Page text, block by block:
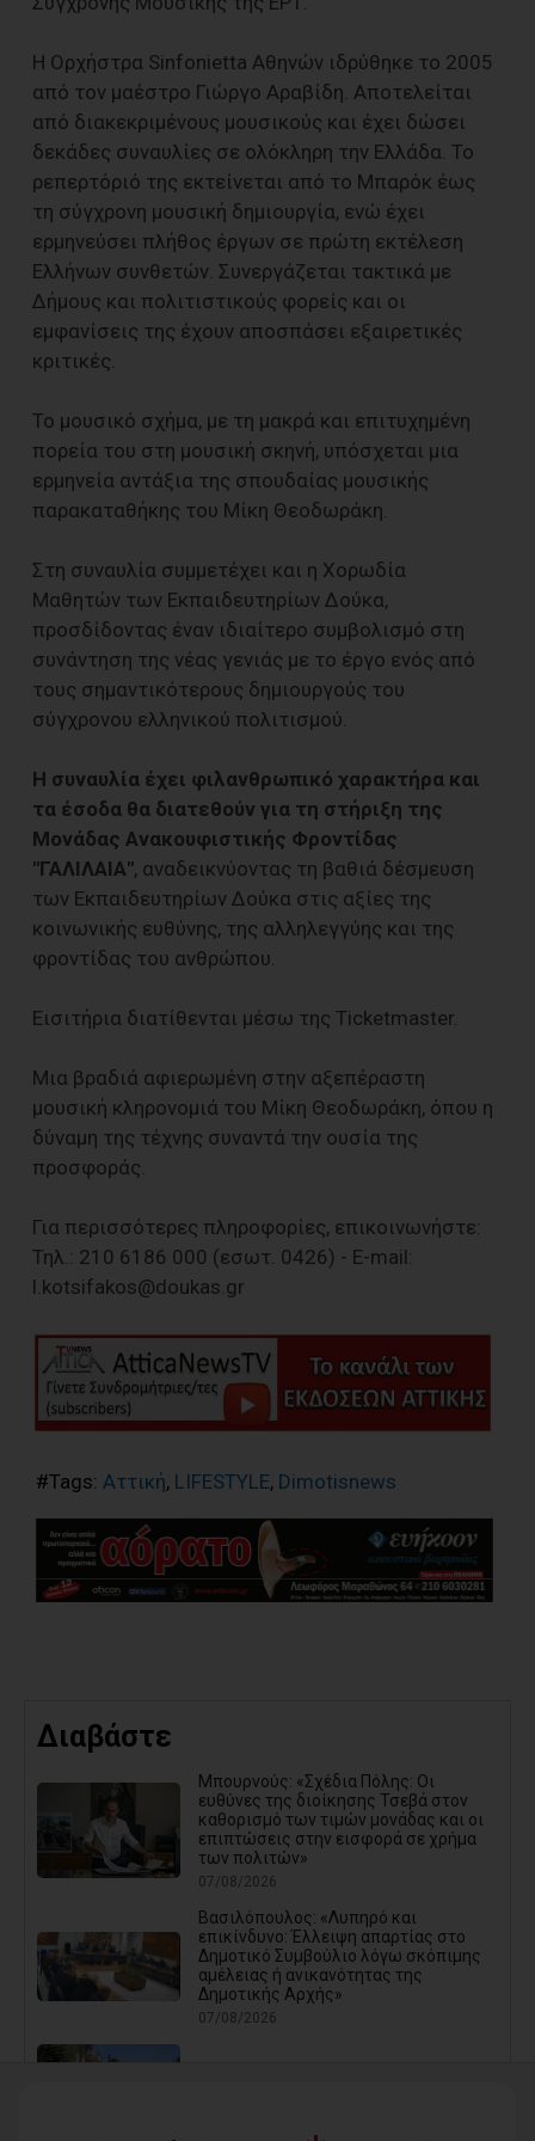
Η Ορχήστρα Sinfonietta Αθηνών ιδρύθηκε το 2005
από τον μαέστρο Γιώργο Αραβίδη. Αποτελείται
από διακεκριμένους μουσικούς και έχει δώσει
δεκάδες συναυλίες σε ολόκληρη την Ελλάδα. Το
ρεπερτόριό της εκτείνεται από το Μπαρόκ έως
τη σύγχρονη μουσική δημιουργία, ενώ έχει
ερμηνεύσει πλήθος έργων σε πρώτη εκτέλεση
Ελλήνων συνθετών. Συνεργάζεται τακτικά με
Δήμους και πολιτιστικούς φορείς και οι
εμφανίσεις της έχουν αποσπάσει εξαιρετικές
κριτικές.
Το μουσικό σχήμα, με τη μακρά και επιτυχημένη
πορεία του στη μουσική σκηνή, υπόσχεται μια
ερμηνεία αντάξια της σπουδαίας μουσικής
παρακαταθήκης του Μίκη Θεοδωράκη.
Στη συναυλία συμμετέχει και η Χορωδία
Μαθητών των Εκπαιδευτηρίων Δούκα,
προσδίδοντας έναν ιδιαίτερο συμβολισμό στη
συνάντηση της νέας γενιάς με το έργο ενός από
τους σημαντικότερους δημιουργούς του
σύγχρονου ελληνικού πολιτισμού.
Η συναυλία έχει φιλανθρωπικό χαρακτήρα και
τα έσοδα θα διατεθούν για τη στήριξη της
Μονάδας Ανακουφιστικής Φροντίδας
"ΓΑΛΙΛΑΙΑ", αναδεικνύοντας τη βαθιά δέσμευση
των Εκπαιδευτηρίων Δούκα στις αξίες της
κοινωνικής ευθύνης, της αλληλεγγύης και της
φροντίδας του ανθρώπου.
Εισιτήρια διατίθενται μέσω της Ticketmaster.
Μια βραδιά αφιερωμένη στην αξεπέραστη
μουσική κληρονομιά του Μίκη Θεοδωράκη, όπου η
δύναμη της τέχνης συναντά την ουσία της
προσφοράς.
Για περισσότερες πληροφορίες, επικοινωνήστε:
Τηλ.: 210 6186 000 (εσωτ. 0426) - E-mail:
l.kotsifakos@doukas.gr
#Tags: Αττική, LIFESTYLE, Dimotisnews
Διαβάστε
Μπουρνούς: «Σχέδια Πόλης: Οι
ευθύνες της διοίκησης Τσεβά στον
καθορισμό των τιμών μονάδας και οι
επιπτώσεις στην εισφορά σε χρήμα
των πολιτών»
07/08/2026
Βασιλόπουλος: «Λυπηρό και
επικίνδυνο: Έλλειψη απαρτίας στο
Δημοτικό Συμβούλιο λόγω σκόπιμης
αμέλειας ή ανικανότητας της
Δημοτικής Αρχής»
07/08/2026